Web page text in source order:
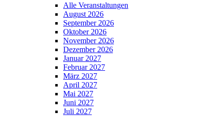
Alle Veranstaltungen
August 2026
September 2026
Oktober 2026
November 2026
Dezember 2026
Januar 2027
Februar 2027
März 2027
April 2027
Mai 2027
Juni 2027
Juli 2027